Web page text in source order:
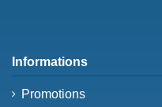
Informations
Promotions